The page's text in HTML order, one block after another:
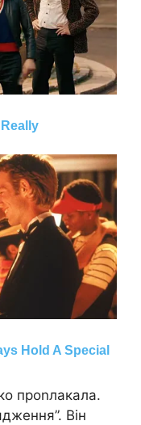
проnлакала.
Він